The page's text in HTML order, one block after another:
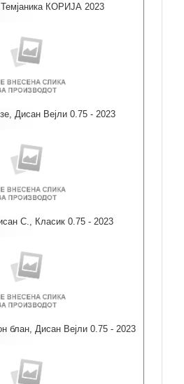
КОРИЈА 2023
Дисан Вејли 0.75 - 2023
С., Класик 0.75 - 2023
блан, Дисан Вејли 0.75 - 2023